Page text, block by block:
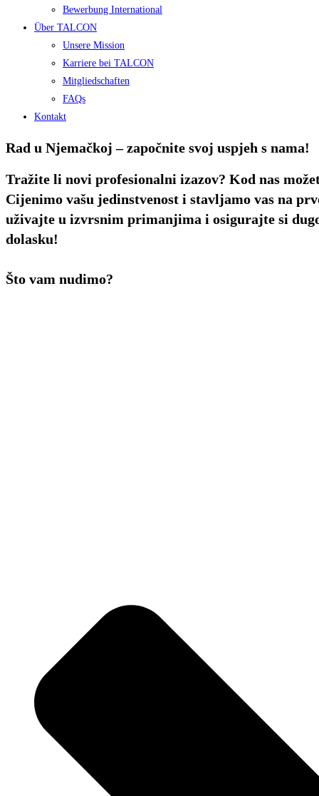
Bewerbung International
Über TALCON
Unsere Mission
Karriere bei TALCON
Mitgliedschaften
FAQs
Kontakt
Rad u Njemačkoj – započnite svoj uspjeh s nama!
Tražite li novi profesionalni izazov? Kod nas
Cijenimo vašu jedinstvenost i stavljamo vas na
uživajte u izvrsnim primanjima i osigurajte si
dolasku!
Što vam nudimo?